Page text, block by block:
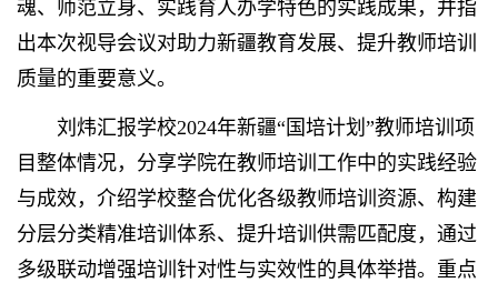
魂、师范立身、实践育人办学特色的实践成果，并指
出本次视导会议对助力新疆教育发展、提升教师培训
质量的重要意义。
刘炜汇报学校2024年新疆“国培计划”教师培训项
目整体情况，分享学院在教师培训工作中的实践经验
与成效，介绍学校整合优化各级教师培训资源、构建
分层分类精准培训体系、提升培训供需匹配度，通过
多级联动增强培训针对性与实效性的具体举措。重点